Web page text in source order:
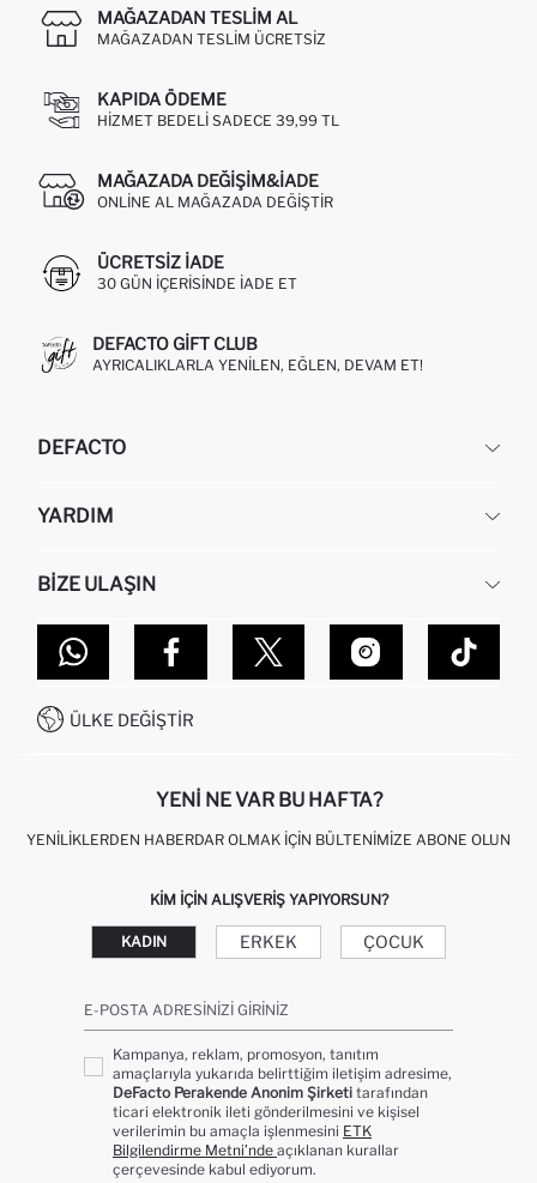
MAĞAZADAN TESLIM AL
MAĞAZADAN TESLIM ÜCRETSIZ
KAPIDA ÖDEME
HIZMET BEDELI SADECE 39,99 TL
MAĞAZADA DEĞIŞIM&İADE
ONLINE AL MAĞAZADA DEĞIŞTIR
ÜCRETSIZ IADE
30 GÜN IÇERISINDE IADE ET
DEFACTO GIFT CLUB
AYRICALIKLARLA YENILEN, EĞLEN, DEVAM ET!
DEFACTO
HAKKIMIZDA
KURUMSAL SATIŞ
DEFACTO TEKNOLOJI
SITEMAP
YARDIM
SIPARIŞIMI NASIL TAKIP EDERIM?
NASIL İADE EDERIM?
GIFT CLUB SIKÇA SORULAN SORULAR
İŞLEM REHBERI
KAMPANYALAR
BIZE ULAŞIN
MAĞAZALARIMIZ
İLETIŞIM FORMU
0850 333 22 86
ÜLKE DEĞIŞTIR
YENI NE VAR BU HAFTA?
YENILIKLERDEN HABERDAR OLMAK İÇIN BÜLTENIMIZE ABONE OLUN
KIM IÇIN ALIŞVERIŞ YAPIYORSUN?
KADIN ERKEK ÇOCUK
E-POSTA ADRESINIZI GIRINIZ
Kampanya, reklam, promosyon, tanıtım
amaçlarıyla yukarıda belirttiğim iletişim adresime,
DeFacto Perakende Anonim Şirketi tarafından
ticari elektronik ileti gönderilmesini ve kişisel
verilerimin bu amaçla işlenmesini ETK
Bilgilendirme Metni’nde açıklanan kurallar
çerçevesinde kabul ediyorum.